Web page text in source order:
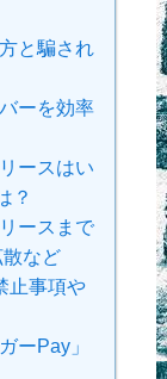
と騙され
ーを効率
ースはい
？
ースまで
など
止事項や
ーPay」